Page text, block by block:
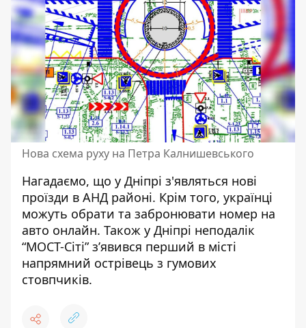
Нова схема руху на Петра Калнишевського
Нагадаємо, що у Дніпрі з'являться нові
проїзди в АНД районі. Крім того, українці
можуть обрати та забронювати номер на
авто онлайн. Також у Дніпрі неподалік
“МОСТ-Сіті” з’явився перший в місті
напрямний острівець з гумових
стовпчиків.